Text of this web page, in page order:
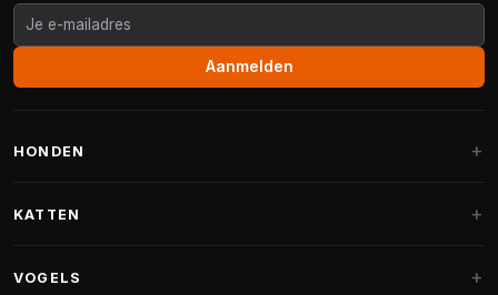
Aanmelden
HONDEN
Fantail hondenmanden
KATTEN
VOGELS